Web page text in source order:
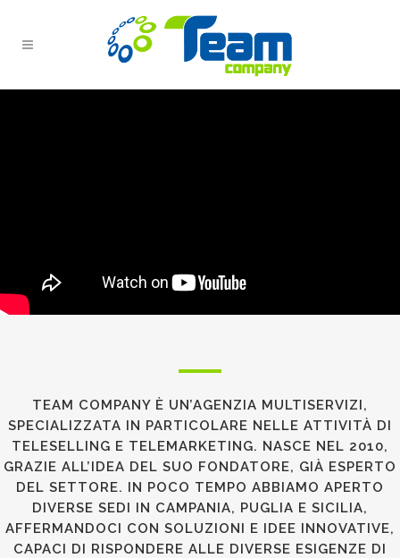
TEAM COMPANY È UN’AGENZIA MULTISERVIZI,
SPECIALIZZATA IN PARTICOLARE NELLE ATTIVITÀ DI
TELESELLING E TELEMARKETING. NASCE NEL 2010,
GRAZIE ALL’IDEA DEL SUO FONDATORE, GIÀ ESPERTO
DEL SETTORE. IN POCO TEMPO ABBIAMO APERTO
DIVERSE SEDI IN CAMPANIA, PUGLIA E SICILIA,
AFFERMANDOCI CON SOLUZIONI E IDEE INNOVATIVE,
CAPACI DI RISPONDERE ALLE DIVERSE ESIGENZE DI